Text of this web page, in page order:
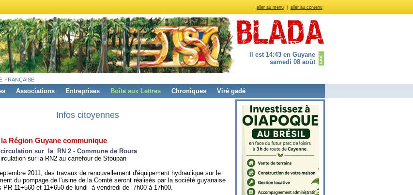
aller au menu aller au contenu
Il est 14:43 en Guyane
samedi 08 août
française
Associations Entreprises Boîte aux Lettres Chroniques Viré gadé
Infos citoyennes
Région Guyane communique
sur la RN 2 - Commune de Roura
sur la RN2 au carrefour de Stoupan
2011, des travaux de renouvellement d'équipement hydraulique sur le
du pompage de l'usine de la Comté seront réalisés par la société guyanaise
PR 11+560 et 11+650 de lundi à vendredi de 7h00 à 17h00.